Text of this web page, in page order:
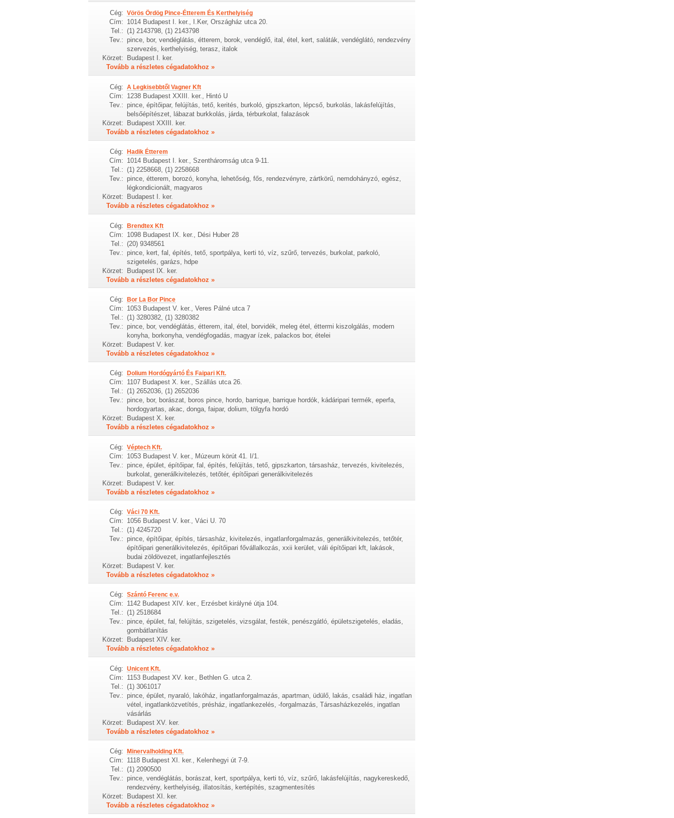
Cég: Vörös Ördög Pince-Étterem És Kerthelyiség
Cím: 1014 Budapest I. ker., I.Ker, Országház utca 20.
Tel.: (1) 2143798, (1) 2143798
Tev.: pince, bor, vendéglátás, étterem, borok, vendéglő, ital, étel, kert, saláták, vendéglátó, rendezvény
szervezés, kerthelyiség, terasz, italok
Körzet:
Budapest I. ker.
Tovább a részletes cégadatokhoz »
Cég: A Legkisebbtől Vagner Kft
Cím: 1238 Budapest XXIII. ker., Hintó U
Tev.: pince, építőipar, felújítás, tető, kerités, burkoló, gipszkarton, lépcső, burkolás, lakásfelújítás,
belsőépítészet, lábazat burkkolás, járda, térburkolat, falazások
Körzet: Budapest XXIII. ker.
Tovább a részletes cégadatokhoz »
Cég: Hadik Étterem
Cím: 1014 Budapest I. ker., Szentháromság utca 9-11.
Tel.: (1) 2258668, (1) 2258668
Tev.: pince, étterem, borozó, konyha, lehetőség, fős, rendezvényre, zártkörű, nemdohányzó, egész,
légkondicionált, magyaros
Körzet:
Budapest I. ker.
Tovább a részletes cégadatokhoz »
Cég: Brendtex Kft
Cím: 1098 Budapest IX. ker., Dési Huber 28
Tel.: (20) 9348561
Tev.: pince, kert, fal, építés, tető, sportpálya, kerti tó, víz, szűrő, tervezés, burkolat, parkoló,
szigetelés, garázs, hdpe
Körzet: Budapest IX. ker.
Tovább a részletes cégadatokhoz »
Cég: Bor La Bor Pince
Cím: 1053 Budapest V. ker., Veres Pálné utca 7
Tel.: (1) 3280382, (1) 3280382
Tev.: pince, bor, vendéglátás, étterem, ital, étel, borvidék, meleg étel, éttermi kiszolgálás, modern
konyha, borkonyha, vendégfogadás, magyar ízek, palackos bor, ételei
Körzet:
Budapest V. ker.
Tovább a részletes cégadatokhoz »
Cég: Dolium Hordógyártó És Faipari Kft.
Cím: 1107 Budapest X. ker., Szállás utca 26.
Tel.: (1) 2652036, (1) 2652036
Tev.: pince, bor, borászat, boros pince, hordo, barrique, barrique hordók, kádáripari termék, eperfa,
hordogyartas, akac, donga, faipar, dolium, tölgyfa hordó
Körzet:
Budapest X. ker.
Tovább a részletes cégadatokhoz »
Cég: Véptech Kft.
Cím: 1053 Budapest V. ker., Múzeum körút 41. I/1.
Tev.: pince, épület, építőipar, fal, építés, felújítás, tető, gipszkarton, társasház, tervezés, kivitelezés,
burkolat, generálkivitelezés, tetőtér, építőipari generálkivitelezés
Körzet: Budapest V. ker.
Tovább a részletes cégadatokhoz »
Cég: Váci 70 Kft.
Cím: 1056 Budapest V. ker., Váci U. 70
Tel.: (1) 4245720
Tev.: pince, építőipar, építés, társasház, kivitelezés, ingatlanforgalmazás, generálkivitelezés, tetőtér,
építőipari generálkivitelezés, építőipari fővállalkozás, xxii kerület, váli építőipari kft, lakások,
budai zöldövezet, ingatlanfejlesztés
Körzet:
Budapest V. ker.
Tovább a részletes cégadatokhoz »
Cég: Szántó Ferenc e.v.
Cím: 1142 Budapest XIV. ker., Erzésbet királyné útja 104.
Tel.: (1) 2518684
Tev.: pince, épület, fal, felújítás, szigetelés, vizsgálat, festék, penészgátló, épületszigetelés, eladás,
gombátlanítás
Körzet:
Budapest XIV. ker.
Tovább a részletes cégadatokhoz »
Cég: Unicent Kft.
Cím: 1153 Budapest XV. ker., Bethlen G. utca 2.
Tel.: (1) 3061017
Tev.: pince, épület, nyaraló, lakóház, ingatlanforgalmazás, apartman, üdülő, lakás, családi ház, ingatlan
vétel, ingatlanközvetítés, présház, ingatlankezelés, -forgalmazás, Társasházkezelés, ingatlan
vásárlás
Körzet:
Budapest XV. ker.
Tovább a részletes cégadatokhoz »
Cég: Minervalholding Kft.
Cím: 1118 Budapest XI. ker., Kelenhegyi út 7-9.
Tel.: (1) 2090500
Tev.: pince, vendéglátás, borászat, kert, sportpálya, kerti tó, víz, szűrő, lakásfelújítás, nagykereskedő,
rendezvény, kerthelyiség, illatosítás, kertépítés, szagmentesítés
Körzet:
Budapest XI. ker.
Tovább a részletes cégadatokhoz »